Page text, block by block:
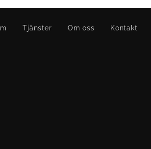
Tjänster Om oss Kontakt